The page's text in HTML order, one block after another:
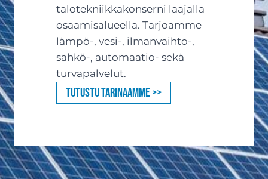
talotekniikkakonserni laajalla
osaamisalueella. Tarjoamme
lämpö-, vesi-, ilmanvaihto-,
sähkö-, automaatio- sekä
turvapalvelut.
Tutustu tarinaamme >>